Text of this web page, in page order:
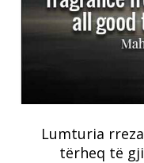
Lumturia
tërheq të